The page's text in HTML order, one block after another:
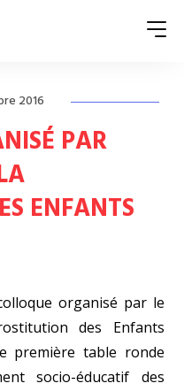
?
2016
PAR
ENFANTS
organisé par le
des Enfants
première table ronde
socio-éducatif des